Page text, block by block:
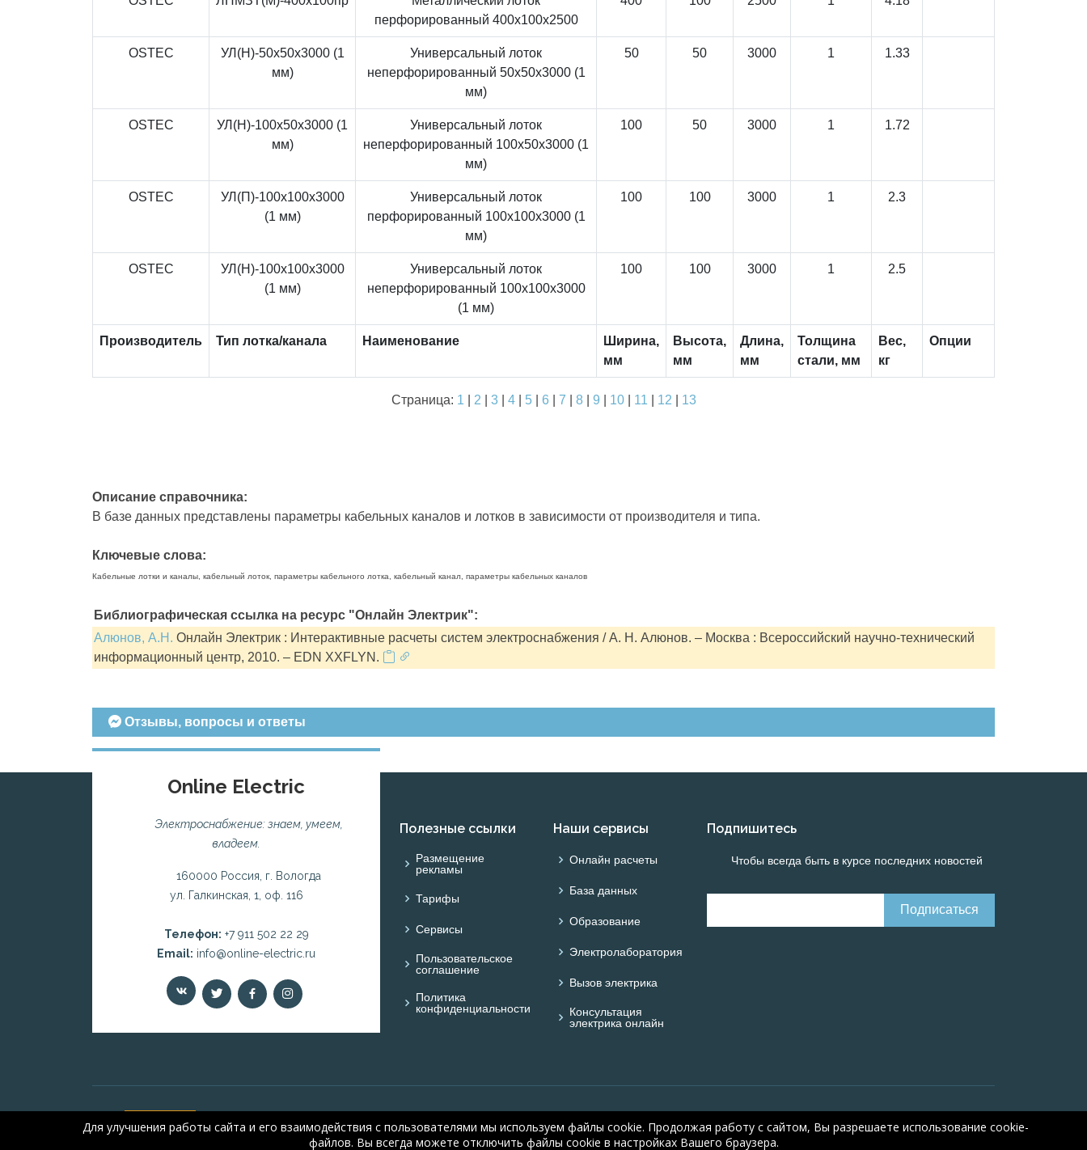
перфорированный 400x100x2500
OSTEC
УЛ(Н)-50x50x3000 (1
мм)
Универсальный лоток
неперфорированный 50x50x3000 (1
мм)
50 50 3000 1 1.33
OSTEC
УЛ(Н)-100x50x3000 (1
мм)
Универсальный лоток
неперфорированный 100x50x3000 (1
мм)
100 50 3000 1 1.72
OSTEC
УЛ(П)-100x100x3000
(1 мм)
Универсальный лоток
перфорированный 100x100x3000 (1
мм)
100 100 3000 1 2.3
OSTEC
УЛ(Н)-100x100x3000
(1 мм)
Универсальный лоток
неперфорированный 100x100x3000
(1 мм)
100 100 3000 1 2.5
Производитель Тип лотка/канала Наименование
Ширина,
мм
Высота,
мм
Длина,
мм
Толщина
стали, мм
Вес,
кг
Опции
Страница: 1 2 3| 4| 5| 6 7 8| 9 10| 11 12 13
Описание справочника:
В базе данных представлены параметры кабельных каналов и лотков в зависимости от производителя и типа.
Ключевые слова:
Кабельные лотки и каналы, кабельный лоток, параметры кабельного лотка, кабельный канал, параметры кабельных каналов
Библиографическая ссылка на ресурс "Онлайн Электрик":
Алюнов, А.Н. Онлайн Электрик : Интерактивные расчеты систем электроснабжения / А. Н. Алюнов. – Москва : Всероссийский научно-технический
информационный центр, 2010. – EDN XXFLYN.
Отзывы, вопросы и ответы
Online Electric
Электроснабжение: знаем, умеем,
владеем.
160000 Россия, г. Вологда
ул. Галкинская, 1, оф. 116
Телефон: +7 911 502 22 29
Email: info@online-electric.ru
Полезные ссылки
Размещение
рекламы
Тарифы
Сервисы
Пользовательское
соглашение
Политика
конфиденциальности
Наши сервисы
Онлайн расчеты
База данных
Образование
Электролаборатория
Вызов электрика
Консультация
электрика онлайн
Подпишитесь
Чтобы всегда быть в курсе последних новостей
electric.ru, 2008-2026
Для улучшения работы сайта и его взаимодействия с пользователями мы используем файлы cookie. Продолжая работу с сайтом, Вы разрешаете использование cookie-
файлов. Вы всегда можете отключить файлы cookie в настройках Вашего браузера.